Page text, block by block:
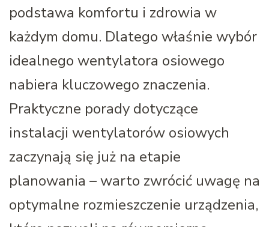
podstawa komfortu i zdrowia w
każdym domu. Dlatego właśnie wybór
idealnego wentylatora osiowego
nabiera kluczowego znaczenia.
Praktyczne porady dotyczące
instalacji wentylatorów osiowych
zaczynają się już na etapie
planowania – warto zwrócić uwagę na
optymalne rozmieszczenie urządzenia,